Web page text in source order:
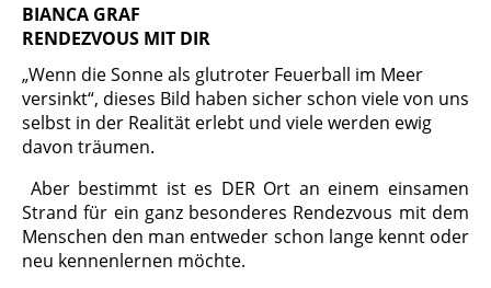
BIANCA GRAF
RENDEZVOUS MIT DIR
„Wenn die Sonne als glutroter Feuerball im Meer
versinkt“, dieses Bild haben sicher schon viele von uns
selbst in der Realität erlebt und viele werden ewig
davon träumen.
Aber bestimmt ist es DER Ort an einem einsamen
Strand für ein ganz besonderes Rendezvous mit dem
Menschen den man entweder schon lange kennt oder
neu kennenlernen möchte.